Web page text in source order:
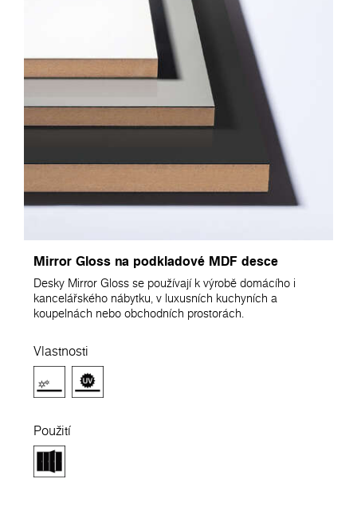
Mirror Gloss na podkladové MDF desce
Desky Mirror Gloss se používají k výrobě domácího i
kancelářského nábytku, v luxusních kuchyních a
koupelnách nebo obchodních prostorách.
Vlastnosti
Použití